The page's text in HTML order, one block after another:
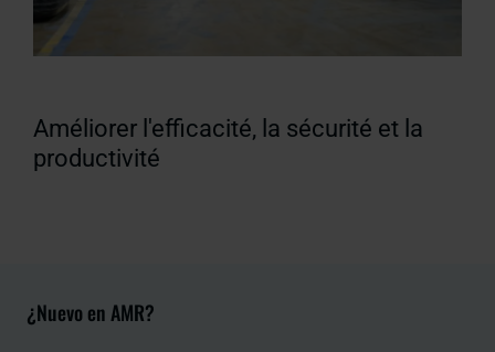
Améliorer l'efficacité, la sécurité et la
productivité
¿Nuevo en AMR?